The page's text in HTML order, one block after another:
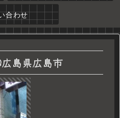
合わせ
島県広島市